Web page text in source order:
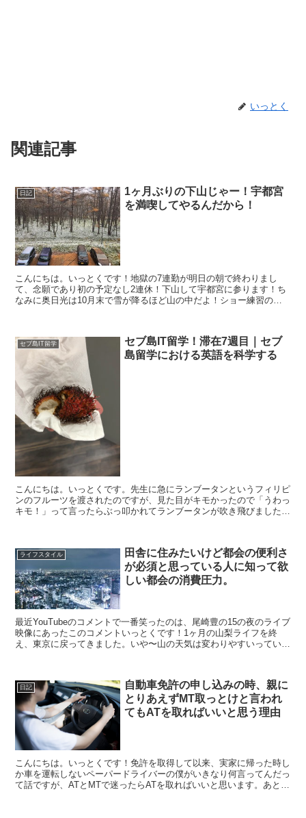
いっとく
関連記事
日記
1ヶ月ぶりの下山じゃー！宇都宮
を満喫してやるんだから！
こんにちは。いっとくです！地獄の7連勤が明日の朝で終わりまし
て、念願であり初の予定なし2連休！下山して宇都宮に参ります！ち
なみに奥日光は10月末で雪が降るほど山の中だよ！ショー練習のた
セブ島IT留学
セブ島IT留学！滞在7週目｜セブ
島留学における英語を科学する
こんにちは。いっとくです。先生に急にランブータンというフィリピ
ンのフルーツを渡されたのですが、見た目がキモかったので「うわっ
キモ！」って言ったらぶっ叩かれてランブータンが吹き飛びました。
ライフスタイル
田舎に住みたいけど都会の便利さ
が必須と思っている人に知って欲
しい都会の消費圧力。
最近YouTubeのコメントで一番笑ったのは、尾崎豊の15の夜のライブ
映像にあったこのコメントいっとくです！1ヶ月の山梨ライフを終
え、東京に戻ってきました。いや〜山の天気は変わりやすいっていう
日記
自動車免許の申し込みの時、親に
とりあえずMT取っとけと言われ
てもATを取ればいいと思う理由
こんにちは。いっとくです！免許を取得して以来、実家に帰った時し
か車を運転しないペーパードライバーの僕がいきなり何言ってんだっ
て話ですが、ATとMTで迷ったらATを取ればいいと思います。あと親